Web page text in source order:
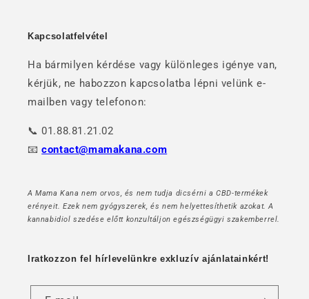
Kapcsolatfelvétel
Ha bármilyen kérdése vagy különleges igénye van,
kérjük, ne habozzon kapcsolatba lépni velünk e-
mailben vagy telefonon:
📞 01.88.81.21.02
📧contact@mamakana.com
A Mama Kana nem orvos, és nem tudja dicsérni a CBD-termékek
erényeit. Ezek nem gyógyszerek, és nem helyettesíthetik azokat. A
kannabidiol szedése előtt konzultáljon egészségügyi szakemberrel.
Iratkozzon fel hírlevelünkre exkluzív ajánlatainkért!